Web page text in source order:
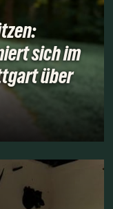
sich im
über